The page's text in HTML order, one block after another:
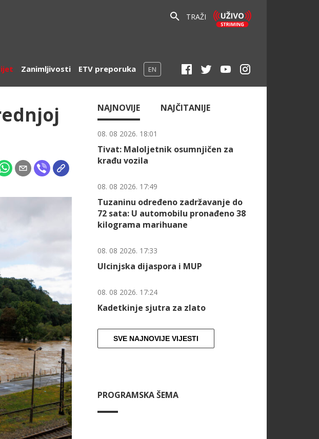
TRAŽI
Zanimljivosti ETV preporuka EN
NAJNOVIJE NAJČITANIJE
08. 08 2026. 18:01
Tivat: Maloljetnik osumnjičen za
krađu vozila
08. 08 2026. 17:49
Tuzaninu određeno zadržavanje do
72 sata: U automobilu pronađeno 38
kilograma marihuane
08. 08 2026. 17:33
Ulcinjska dijaspora i MUP
08. 08 2026. 17:24
Kadetkinje sjutra za zlato
SVE NAJNOVIJE VIJESTI
PROGRAMSKA ŠEMA